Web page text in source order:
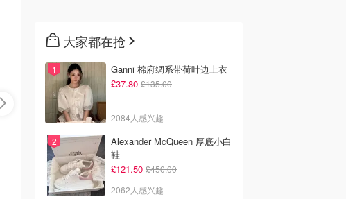
£18.17
OLIVE YOUNG so
natural 定妆喷雾 100ml
Olive Young
£65.00
OLIVE YOUNG HERA
Olive Young
大家都在抢
Ganni 棉府绸系带荷叶边上衣
£37.80 £135.00
2084人感兴趣
Alexander McQueen 厚底小白
鞋
£121.50 £450.00
2062人感兴趣